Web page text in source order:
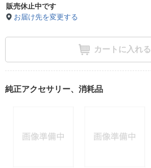
販売休止中です
お届け先を変更する
カートに入れる
純正アクセサリー、消耗品